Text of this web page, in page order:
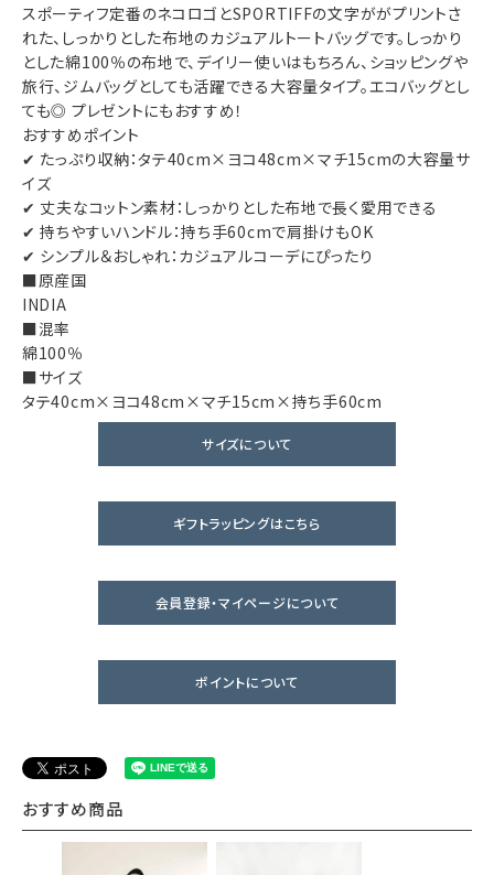
スポーティフ定番のネコロゴとSPORTIFFの文字ががプリントさ
れた、しっかりとした布地のカジュアルトートバッグです。しっかり
とした綿100％の布地で、デイリー使いはもちろん、ショッピングや
旅行、ジムバッグとしても活躍できる大容量タイプ。エコバッグとし
ても◎ プレゼントにもおすすめ！
おすすめポイント
✔ たっぷり収納：タテ40cm×ヨコ48cm×マチ15cmの大容量サ
イズ
✔ 丈夫なコットン素材：しっかりとした布地で長く愛用できる
✔ 持ちやすいハンドル：持ち手60cmで肩掛けもOK
✔ シンプル＆おしゃれ：カジュアルコーデにぴったり
■原産国
INDIA
■混率
綿100％
■サイズ
タテ40cm×ヨコ48cm×マチ15cm×持ち手60cm
サイズについて
ギフトラッピングはこちら
会員登録・マイページについて
ポイントについて
おすすめ商品